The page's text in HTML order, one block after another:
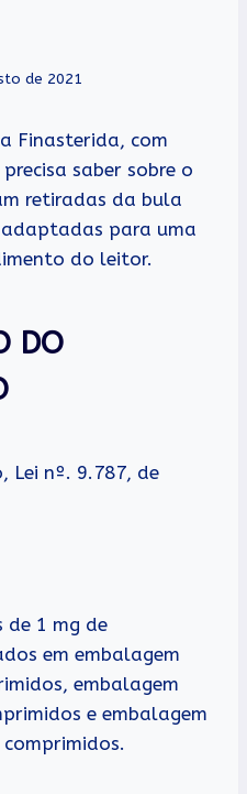
de 2021
Finasterida, com
saber sobre o
retiradas da bula
para uma
do leitor.
DO
Lei nº. 9.787, de
de 1 mg de
em embalagem
embalagem
e embalagem